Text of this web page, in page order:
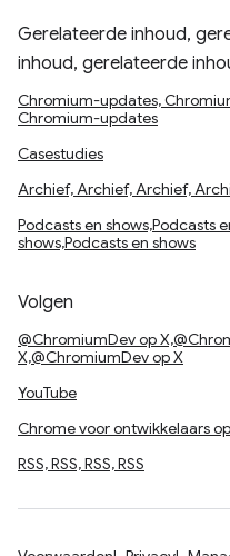
Gerelateerde inhoud,
inhoud, gerelateerde
Chromium-updates,
Chromium-updates
Casestudies
Archief, Archief, Archief,
Podcasts en shows,Podcasts
shows,Podcasts en shows
Volgen
@ChromiumDev op
X,@ChromiumDev op X
YouTube
Chrome voor ontwikkelaars
RSS, RSS, RSS, RSS